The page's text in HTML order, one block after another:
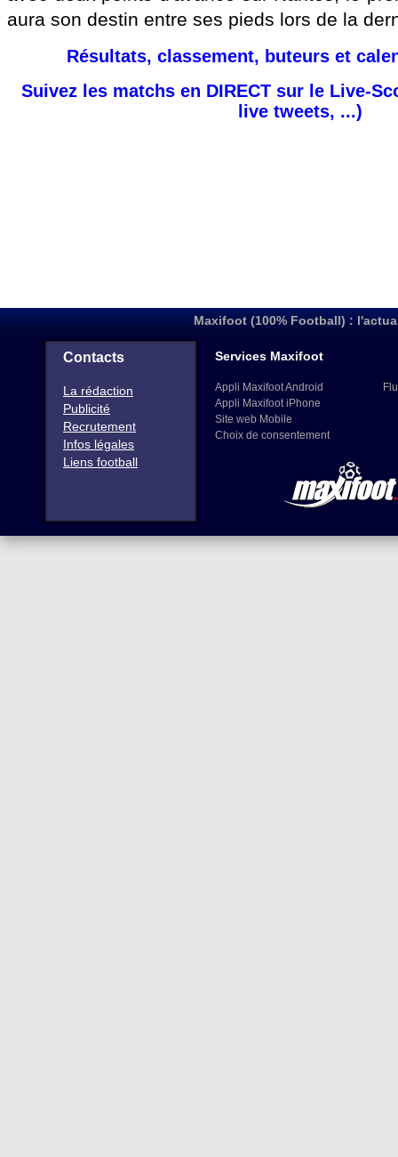
aura son destin entre ses pieds lors de la
Résultats, classement, buteurs et
Suivez les matchs en DIRECT sur le Live-
live tweets, ...)
Maxifoot (100% Football) :
Contacts
La rédaction
Publicité
Recrutement
Infos légales
Liens football
Services Maxifoot
Appli Maxifoot Android
Appli Maxifoot iPhone
Site web Mobile
Choix de consentement